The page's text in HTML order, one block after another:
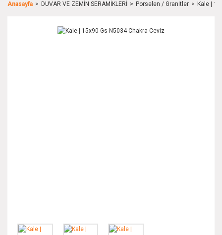
Anasayfa DUVAR VE ZEMİN SERAMİKLERİ Porselen / Granitler Kale |